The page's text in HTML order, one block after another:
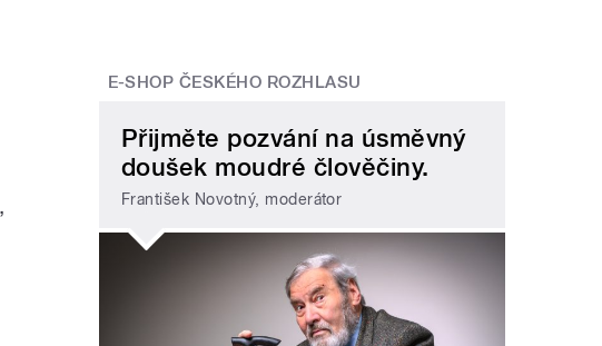
E-SHOP ČESKÉHO ROZHLASU
Přijměte pozvání na úsměvný
doušek moudré člověčiny.
František Novotný, moderátor